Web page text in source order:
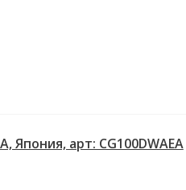
Япония, арт: CG100DWAEA